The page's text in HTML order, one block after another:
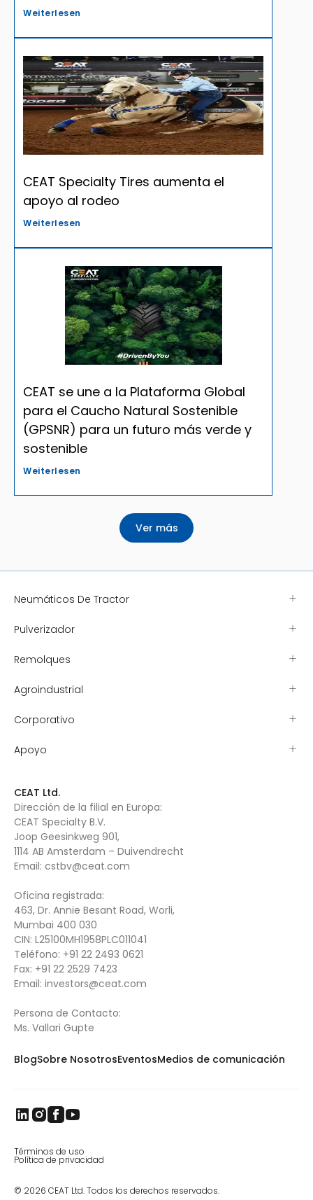
Weiterlesen
CEAT Specialty Tires aumenta el
apoyo al rodeo
Weiterlesen
CEAT se une a la Plataforma Global
para el Caucho Natural Sostenible
(GPSNR) para un futuro más verde y
sostenible
Weiterlesen
Ver más
Neumáticos De Tractor
Pulverizador
Remolques
Agroindustrial
Corporativo
Apoyo
CEAT Ltd.
Dirección de la filial en Europa:
CEAT Specialty B.V.
Joop Geesinkweg 901,
1114 AB Amsterdam – Duivendrecht
Email: cstbv@ceat.com
Oficina registrada:
463, Dr. Annie Besant Road, Worli,
Mumbai 400 030
CIN: L25100MH1958PLC011041
Teléfono: +91 22 2493 0621
Fax: +91 22 2529 7423
Email: investors@ceat.com
Persona de Contacto:
Ms. Vallari Gupte
BlogSobre NosotrosEventosMedios de comunicación
© 2026 CEAT Ltd. Todos los derechos reservados.
Términos de uso
Política de privacidad